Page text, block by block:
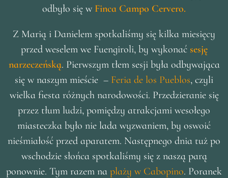
odbyło się w Finca Campo Cervero.
Z Marią i Danielem spotkaliśmy się kilka miesięcy
przed weselem we Fuengiroli, by wykonać sesję
narzeczeńską. Pierwszym tłem sesji była odbywająca
się w naszym mieście – Feria de los Pueblos, czyli
wielka fiesta różnych narodowości. Przedzieranie się
przez tłum ludzi, pomiędzy atrakcjami wesołego
miasteczka było nie lada wyzwaniem, by oswoić
nieśmiałość przed aparatem. Następnego dnia tuż po
wschodzie słońca spotkaliśmy się z naszą parą
ponownie. Tym razem na plaży w Cabopino. Poranek